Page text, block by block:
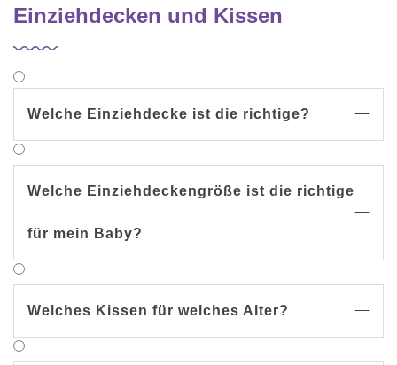
Einziehdecken und Kissen
Welche Einziehdecke ist die richtige? 
Welche Einziehdeckengröße ist die richtige
für mein Baby?

Welches Kissen für welches Alter? 